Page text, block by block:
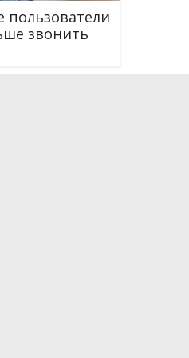
пользователи
звонить